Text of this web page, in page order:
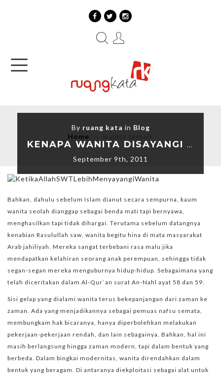
Home
By ruang kata in Blog
KENAPA WANITA DISAYANGI ALLAH DENGAN PERLAKUAN YANG BERBEDA
September 9th, 2011
Bahkan, dahulu sebelum Islam dianut secara sempurna, kaum
wanita seolah dianggap sebagai benda mati tapi bernyawa,
menghasilkan tapi tidak dihargai. Terutama sebelum datangnya
kenabian Rasulullah saw, wanita begitu hina di mata masyarakat
Arab jahiliyah. Mereka sangat terbebani rasa malu jika
mendapatkan kelahiran seorang anak perempuan, sehingga tidak
segan-segan mereka menguburnya hidup-hidup. Sebagaimana yang
telah diceritakan dalam Al-Qur`an surat An-Nahl ayat 58 dan 59.
Sisi gelap yang dialami wanita terus bekepanjangan dari zaman ke
zaman. Ada yang menjadikannya sebagai pemuas nafsu semata,
membungkam hak bicaranya, hanya diperbolehkan melakukan
pekerjaan-pekerjaan rendah, dan lain sebagainya. Bahkan, hal ini
masih berlangsung hingga zaman modern, tapi dalam bentuk yang
berbeda. Dalam bingkai modernitas, wanita direndahkan dalam
bentuk yang beragam. Di antaranya diekploitasi sebagai alat untuk